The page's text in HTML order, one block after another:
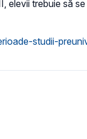
trebuie să
studii-